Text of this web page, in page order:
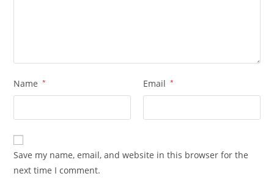
Name * Email *
Save my name, email, and website in this browser for the
next time I comment.